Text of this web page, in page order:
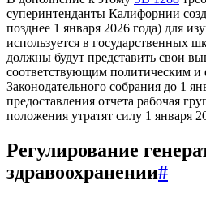
суперинтенданты Калифорнии
позднее 1 января 2026 года) для
используется в государственных
должны будут представить свои
соответствующим политическим
Законодательного собрания до 1
предоставления отчета рабочая
положения утратят силу 1 января
Регулирование
здравоохранении#